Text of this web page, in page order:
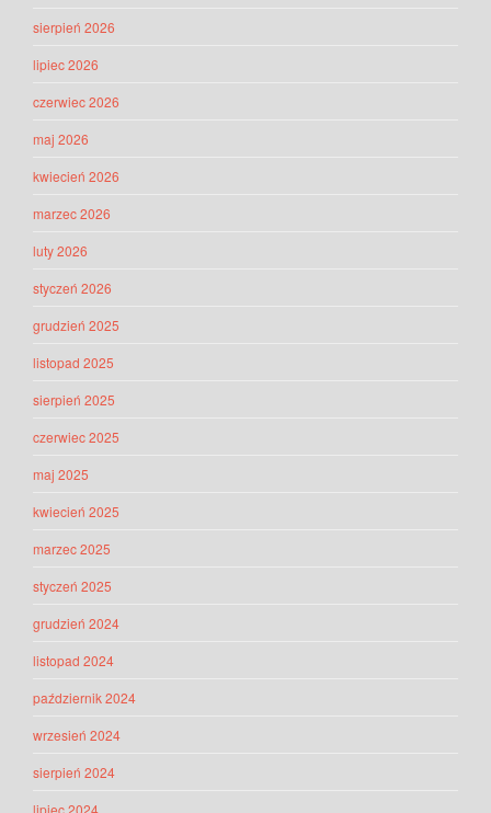
sierpień 2026
lipiec 2026
czerwiec 2026
maj 2026
kwiecień 2026
marzec 2026
luty 2026
styczeń 2026
grudzień 2025
listopad 2025
sierpień 2025
czerwiec 2025
maj 2025
kwiecień 2025
marzec 2025
styczeń 2025
grudzień 2024
listopad 2024
październik 2024
wrzesień 2024
sierpień 2024
lipiec 2024